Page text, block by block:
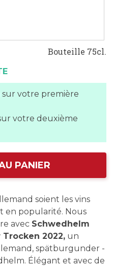
Bouteille 75cl.
sur votre première
votre deuxième
PANIER
soient les vins
en popularité. Nous
avec Schwedhelm
2022, un
spätburgunder -
Élégant et avec de